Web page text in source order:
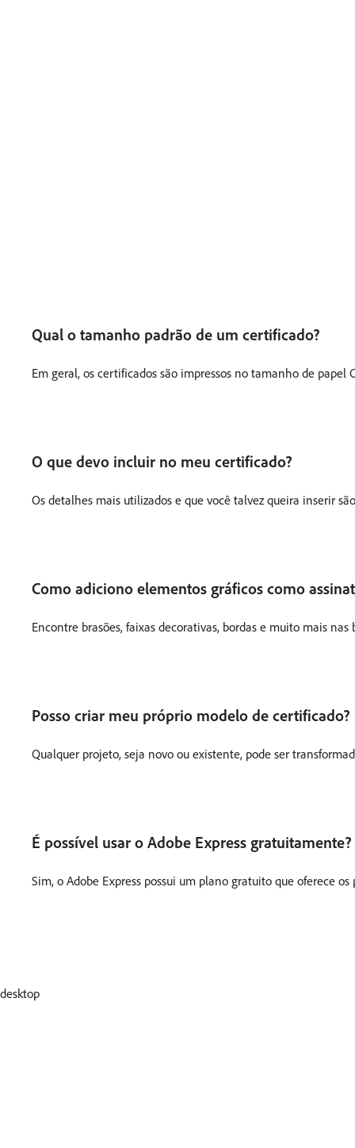
Qual o tamanho padrão de um certificado?
Em geral, os certificados são impressos no tamanho de
O que devo incluir no meu certificado?
Os detalhes mais utilizados e que você talvez queira inserir
Como adiciono elementos gráficos como
Encontre brasões, faixas decorativas, bordas e muito mais
Posso criar meu próprio modelo de certificado?
Qualquer projeto, seja novo ou existente, pode ser
É possível usar o Adobe Express
Sim, o Adobe Express possui um plano gratuito que oferece
desktop